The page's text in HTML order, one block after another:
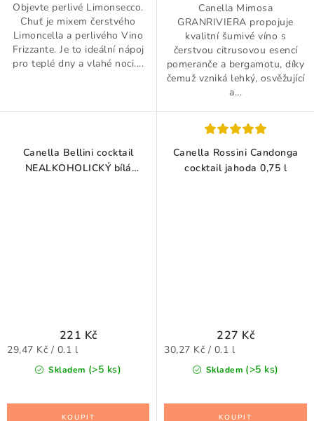
Objevte perlivé Limonsecco.
Chuť je mixem čerstvého
Limoncella a perlivého Vino
Frizzante. Je to ideální nápoj
pro teplé dny a vlahé noci....
Canella Mimosa
GRANRIVIERA propojuje
kvalitní šumivé víno s
čerstvou citrusovou esencí
pomeranče a bergamotu, díky
čemuž vzniká lehký, osvěžující
a...
Canella Bellini cocktail
NEALKOHOLICKÝ bílá
Skladem (>5 ks)
221 Kč
Měrná
29,47 Kč / 0.1 l
Canella Rossini Candonga
cocktail jahoda 0,75 l
Skladem (>5 ks)
227 Kč
Měrná
30,27 Kč / 0.1 l